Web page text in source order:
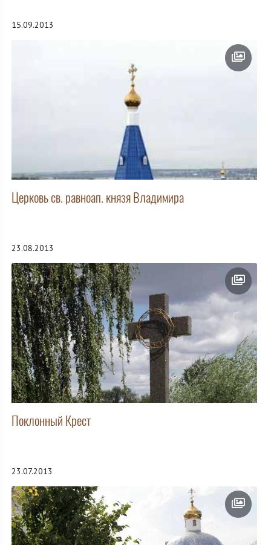
15.09.2013
Церковь св. равноап. князя Владимира
23.08.2013
Поклонный Крест
23.07.2013